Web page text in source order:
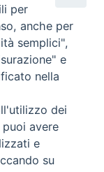
Fl, Congresso
Mariano, 8
per l'Italia
per
anche per
semplici",
e
nella
dei
avere
e
su